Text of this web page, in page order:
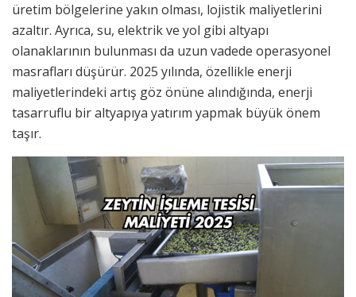
üretim bölgelerine yakın olması, lojistik maliyetlerini
azaltır. Ayrıca, su, elektrik ve yol gibi altyapı
olanaklarının bulunması da uzun vadede operasyonel
masrafları düşürür. 2025 yılında, özellikle enerji
maliyetlerindeki artış göz önüne alındığında, enerji
tasarruflu bir altyapıya yatırım yapmak büyük önem
taşır.